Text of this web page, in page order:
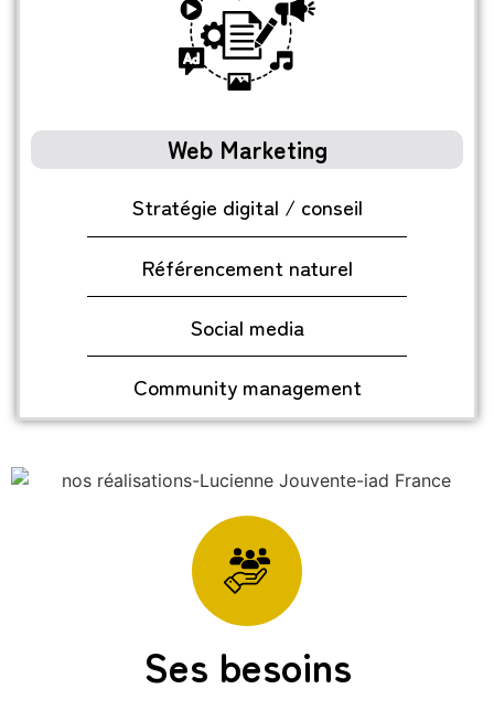
Web Marketing
Stratégie digital / conseil
Référencement naturel
Social media
Community management
Ses besoins